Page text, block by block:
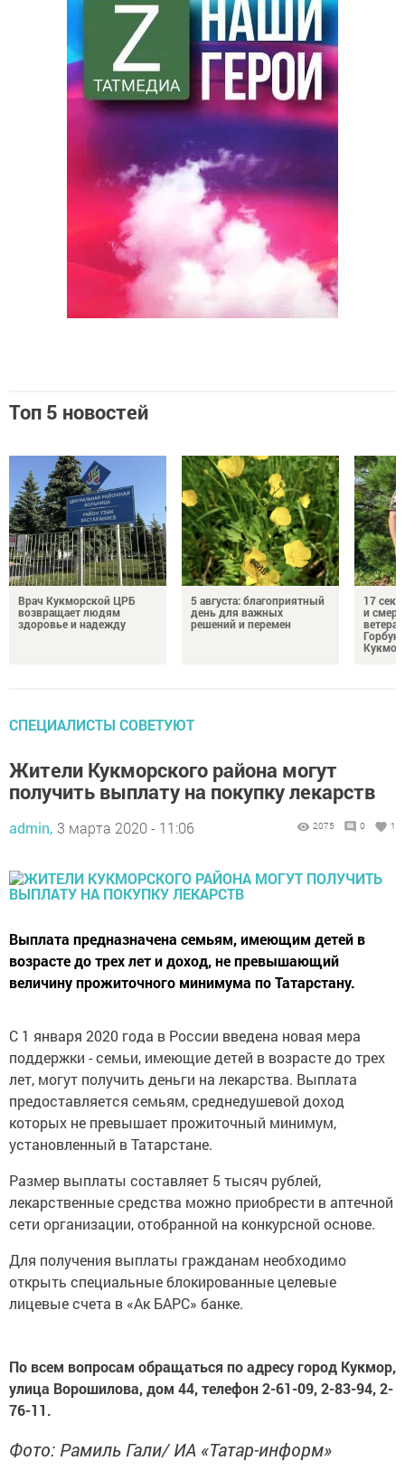
Топ 5 новостей
Врач Кукморской ЦРБ
возвращает людям
здоровье и надежду
5 августа: благоприятный
день для важных
решений и перемен
17
и
СПЕЦИАЛИСТЫ СОВЕТУЮТ
Жители Кукморского района могут
получить выплату на покупку лекарств
admin, 3 марта 2020 - 11:06 2075 0 1
Выплата предназначена семьям, имеющим детей в
возрасте до трех лет и доход, не превышающий
величину прожиточного минимума по Татарстану.
С 1 января 2020 года в России введена новая мера
поддержки - семьи, имеющие детей в возрасте до трех
лет, могут получить деньги на лекарства. Выплата
предоставляется семьям, среднедушевой доход
которых не превышает прожиточный минимум,
установленный в Татарстане.
Размер выплаты составляет 5 тысяч рублей,
лекарственные средства можно приобрести в аптечной
сети организации, отобранной на конкурсной основе.
Для получения выплаты гражданам необходимо
открыть специальные блокированные целевые
лицевые счета в «Ак БАРС» банке.
По всем вопросам обращаться по адресу город Кукмор,
улица Ворошилова, дом 44, телефон 2-61-09, 2-83-94, 2-
76-11.
Фото: Рамиль Гали/ ИА «Татар-информ»